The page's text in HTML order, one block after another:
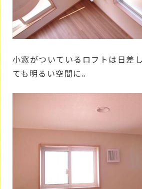
小窓がついているロフトは日差
ても明るい空間に。